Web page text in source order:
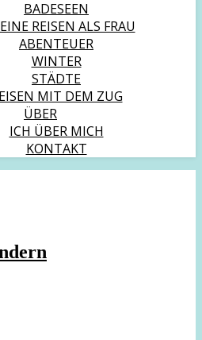
BADESEEN
REISEN ALS FRAU
ABENTEUER
WINTER
STÄDTE
MIT DEM ZUG
ÜBER
ICH ÜBER MICH
KONTAKT